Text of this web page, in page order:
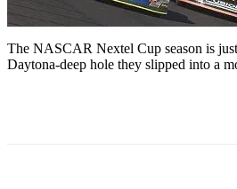
The NASCAR Nextel Cup season is
Daytona-deep hole they slipped into a